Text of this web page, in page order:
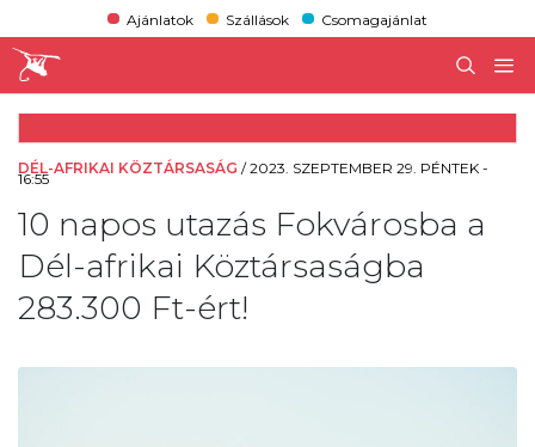
Ajánlatok Szállások Csomagajánlat
DÉL-AFRIKAI KÖZTÁRSASÁG /2023. SZEPTEMBER 29. PÉNTEK -
16:55
10 napos utazás Fokvárosba a
Dél-afrikai Köztársaságba
283.300 Ft-ért!